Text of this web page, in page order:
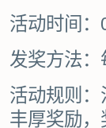
活动时间
发奖方法：
活动规则
丰厚奖励